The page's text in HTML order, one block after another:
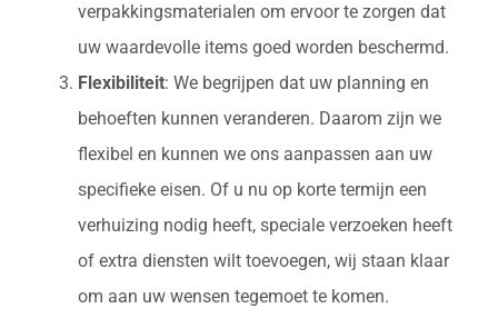
verpakkingsmaterialen om ervoor te zorgen dat
uw waardevolle items goed worden beschermd.
Flexibiliteit: We begrijpen dat uw planning en
behoeften kunnen veranderen. Daarom zijn we
flexibel en kunnen we ons aanpassen aan uw
specifieke eisen. Of u nu op korte termijn een
verhuizing nodig heeft, speciale verzoeken heeft
of extra diensten wilt toevoegen, wij staan klaar
om aan uw wensen tegemoet te komen.